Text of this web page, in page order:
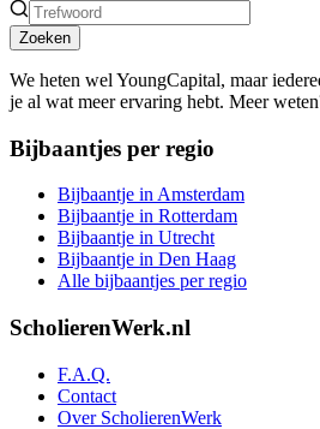
Zoeken
We heten wel YoungCapital, maar
je al wat meer ervaring hebt. Meer
Bijbaantjes per regio
Bijbaantje in Amsterdam
Bijbaantje in Rotterdam
Bijbaantje in Utrecht
Bijbaantje in Den Haag
Alle bijbaantjes per regio
ScholierenWerk.nl
F.A.Q.
Contact
Over ScholierenWerk